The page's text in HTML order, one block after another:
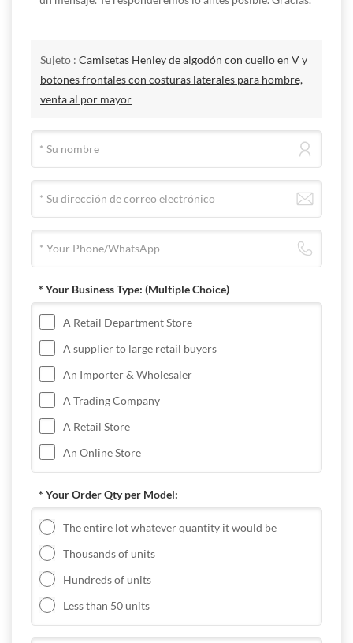
Sujeto : Camisetas Henley de algodón con cuello en V y
botones frontales con costuras laterales para hombre,
venta al por mayor
* Your Business Type: (Multiple Choice)
A Retail Department Store
A supplier to large retail buyers
An Importer & Wholesaler
A Trading Company
A Retail Store
An Online Store
* Your Order Qty per Model:
The entire lot whatever quantity it would be
Thousands of units
Hundreds of units
Less than 50 units